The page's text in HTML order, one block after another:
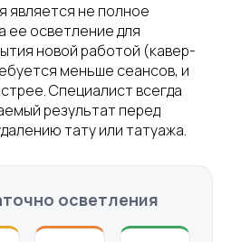
является не полное
ее осветление для
новой работой (кавер-
меньше сеансов, и
Специалист всегда
результат перед
тату или татуажа.
осветления